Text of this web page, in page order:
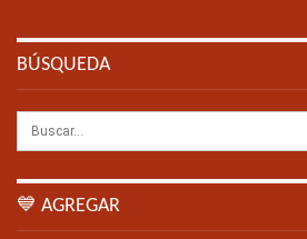
BÚSQUEDA
💙 AGREGAR